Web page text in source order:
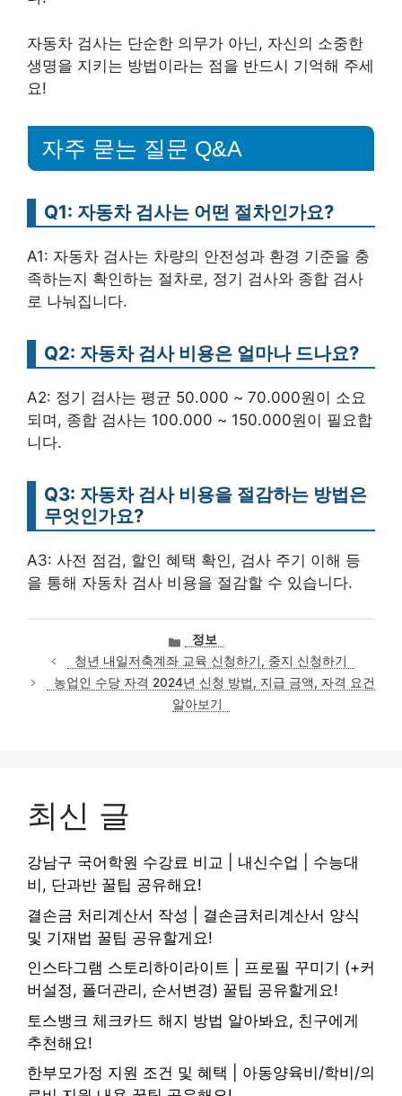
자동차 검사는 단순한 의무가 아닌, 자신의 소중한
생명을 지키는 방법이라는 점을 반드시 기억해 주세
요!
자주 묻는 질문 Q&A
Q1: 자동차 검사는 어떤 절차인가요?
A1: 자동차 검사는 차량의 안전성과 환경 기준을 충
족하는지 확인하는 절차로, 정기 검사와 종합 검사
로 나눠집니다.
Q2: 자동차 검사 비용은 얼마나 드나요?
A2: 정기 검사는 평균 50.000 ~ 70.000원이 소요
되며, 종합 검사는 100.000 ~ 150.000원이 필요합
니다.
Q3: 자동차 검사 비용을 절감하는 방법은
무엇인가요?
A3: 사전 점검, 할인 혜택 확인, 검사 주기 이해 등
을 통해 자동차 검사 비용을 절감할 수 있습니다.
카
테
고
리
정보
청년 내일저축계좌 교육 신청하기, 중지 신청하기
농업인 수당 자격 2024년 신청 방법, 지급 금액, 자격 요건
알아보기
최신 글
강남구 국어학원 수강료 비교 | 내신수업 | 수능대
비, 단과반 꿀팁 공유해요!
결손금 처리계산서 작성 | 결손금처리계산서 양식
및 기재법 꿀팁 공유할게요!
인스타그램 스토리하이라이트 | 프로필 꾸미기 (+커
버설정, 폴더관리, 순서변경) 꿀팁 공유할게요!
토스뱅크 체크카드 해지 방법 알아봐요, 친구에게
추천해요!
한부모가정 지원 조건 및 혜택 | 아동양육비/학비/의